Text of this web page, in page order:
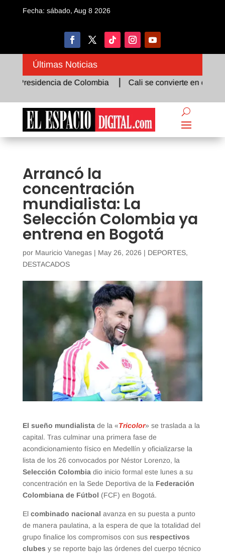
Fecha: sábado, Aug 8 2026
Últimas Noticias
de Colombia Cali se convierte en el
Arrancó la
concentración
mundialista: La
Selección Colombia ya
entrena en Bogotá
por Mauricio Vanegas| May 26, 2026 | DEPORTES,
DESTACADOS
El sueño mundialista de la «Tricolor» se traslada a la
capital. Tras culminar una primera fase de
acondicionamiento físico en Medellín y oficializarse la
lista de los 26 convocados por Néstor Lorenzo, la
Selección Colombia dio inicio formal este lunes a su
concentración en la Sede Deportiva de la Federación
Colombiana de Fútbol (FCF) en Bogotá.
El combinado nacional avanza en su puesta a punto
de manera paulatina, a la espera de que la totalidad del
grupo finalice los compromisos con sus respectivos
clubes y se reporte bajo las órdenes del cuerpo técnico